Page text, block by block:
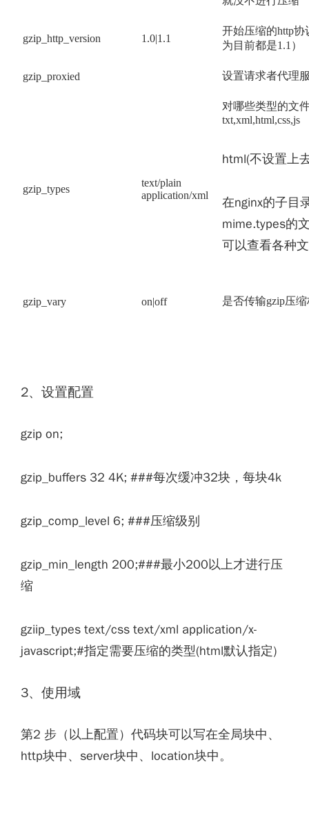
gzip_http_version 1.0|1.1
开始压缩的http
为目前都是1.1）
gzip_proxied 设置请求者代理
gzip_types
text/plain
application/xml
对哪些类型的文
txt,xml,html,css,js
html(不设置上
在nginx的子目
mime.types的
可以查看各种
gzip_vary on|off 是否传输gzip压
2、设置配置
gzip on;
gzip_buffers 32 4K; ###每次缓冲32块，每块4k
gzip_comp_level 6; ###压缩级别
gzip_min_length 200;###最小200以上才进行压
缩
gziip_types text/css text/xml application/x-
javascript;#指定需要压缩的类型(html默认指定)
3、使用域
第2 步（以上配置）代码块可以写在全局块中、
http块中、server块中、location块中。